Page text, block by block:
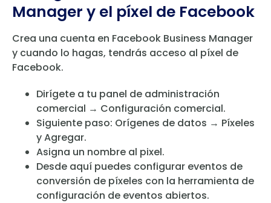
Manager y el píxel de Facebook
Crea una cuenta en Facebook Business Manager
y cuando lo hagas, tendrás acceso al píxel de
Facebook.
Dirígete a tu panel de administración
comercial → Configuración comercial.
Siguiente paso: Orígenes de datos → Píxeles
y Agregar.
Asigna un nombre al pixel.
Desde aquí puedes configurar eventos de
conversión de píxeles con la herramienta de
configuración de eventos abiertos.